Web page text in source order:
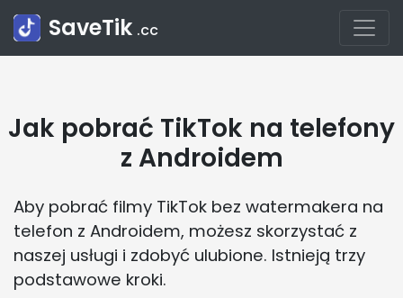
SaveTik .cc
Jak pobrać TikTok na telefony
z Androidem
Aby pobrać filmy TikTok bez watermakera na
telefon z Androidem, możesz skorzystać z
naszej usługi i zdobyć ulubione. Istnieją trzy
podstawowe kroki.